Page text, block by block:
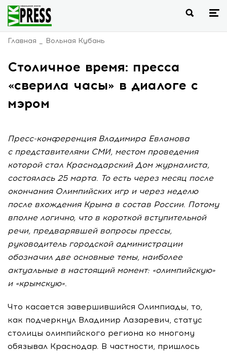
Главная Вольная Кубань
Столичное время: пресса
«сверила часы» в диалоге с
мэром
Пресс-конференция Владимира Евланова
с представителями СМИ, местом проведения
которой стал Краснодарский Дом журналиста,
состоялась 25 марта. То есть через месяц после
окончания Олимпийских игр и через неделю
после вхождения Крыма в состав России. Потому
вполне логично, что в короткой вступительной
речи, предварявшей вопросы прессы,
руководитель городской администрации
обозначил две основные темы, наиболее
актуальные в настоящий момент: «олимпийскую»
и «крымскую».
Что касается завершившийся Олимпиады, то,
как подчеркнул Владимир Лазаревич, статус
столицы олимпийского региона ко многому
обязывал Краснодар. В частности, пришлось